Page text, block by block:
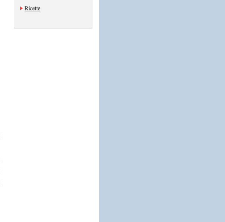
Ricette